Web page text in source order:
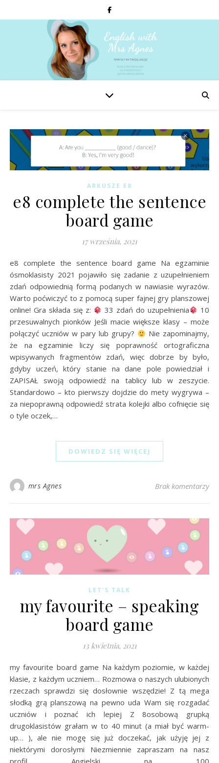
ARKUSZE E8
e8 complete the sentence
board game
17 września, 2021
e8 complete the sentence board game Na egzaminie
ósmoklasisty 2021 pojawiło się zadanie z uzupełnieniem
zdań odpowiednią formą podanych w nawiasie wyrazów.
Warto poćwiczyć to z pomocą super fajnej gry planszowej
online! Gra składa się z:
33 zdań do uzupełnienia
10
przesuwalnych pionków Jeśli macie większe klasy – może
połączyć uczniów w pary lub grupy?
Nie zapominajmy,
że na egzaminie liczy się poprawność ortograficzna
wpisywanych fragmentów zdań, więc dobrze by było,
gdyby uczeń, który stanie na dane pole powiedział i
ZAPISAŁ swoją odpowiedź na tablicy lub w zeszycie.
Standardowo – kto pierwszy dojdzie do mety wygrywa –
za niepoprawną odpowiedź strata kolejki albo cofnięcie się
o tyle oczek,…
DOWIEDZ SIĘ WIĘCEJ
mrs Agnes Brak komentarzy
LET'S TALK
my favourite – speaking
board game
13 kwietnia, 2021
my favourite board game Na każdym poziomie, w każdej
klasie, z każdym uczniem… Rozmowa o naszych ulubionych
rzeczach sprawdzi się dosłownie wszędzie! Z tą mega
słodką grą planszową na pewno uda Wam się rozgadać
uczniów i poznać ich lepiej Z 8osobową grupką
drugoklasistów grałam w to 40 minut (a miał być warm-
up… ), ale nie mogę się już doczekać, jak użyję jej z
niektórymi dorosłymi Niezmiennie zapraszam na nasz
profil Angielski na 100